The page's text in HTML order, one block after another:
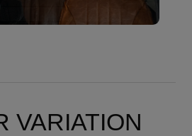
VARIATION